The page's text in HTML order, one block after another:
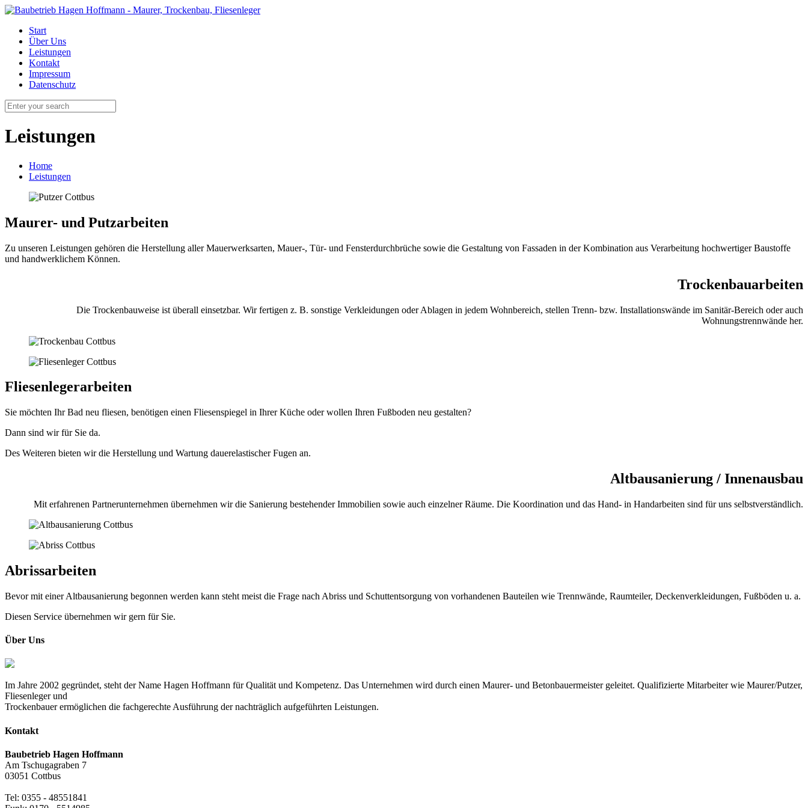
Start
Über Uns
Leistungen
Kontakt
Impressum
Datenschutz
Leistungen
Home
Leistungen
Maurer- und Putzarbeiten
Zu unseren Leistungen gehören die Herstellung aller Mauerwerksarten, Mauer-, Tür- und Fensterdurchbrüche sowie die Gestaltung von Fassaden in der Kombination aus Verarbeitung hochwertiger Baustoffe
und handwerklichem Können.
Trockenbauarbeiten
Die Trockenbauweise ist überall einsetzbar. Wir fertigen z. B. sonstige Verkleidungen oder Ablagen in jedem Wohnbereich, stellen Trenn- bzw. Installationswände im Sanitär-Bereich oder auch
Wohnungstrennwände her.
Fliesenlegerarbeiten
Sie möchten Ihr Bad neu fliesen, benötigen einen Fliesenspiegel in Ihrer Küche oder wollen Ihren Fußboden neu gestalten?
Dann sind wir für Sie da.
Des Weiteren bieten wir die Herstellung und Wartung dauerelastischer Fugen an.
Altbausanierung / Innenausbau
Mit erfahrenen Partnerunternehmen übernehmen wir die Sanierung bestehender Immobilien sowie auch einzelner Räume. Die Koordination und das Hand- in Handarbeiten sind für uns selbstverständlich.
Abrissarbeiten
Bevor mit einer Altbausanierung begonnen werden kann steht meist die Frage nach Abriss und Schuttentsorgung von vorhandenen Bauteilen wie Trennwände, Raumteiler, Deckenverkleidungen, Fußböden u. a.
Diesen Service übernehmen wir gern für Sie.
Über Uns
Im Jahre 2002 gegründet, steht der Name Hagen Hoffmann für Qualität und Kompetenz. Das Unternehmen wird durch einen Maurer- und Betonbauermeister geleitet. Qualifizierte Mitarbeiter wie Maurer/Putzer,
Fliesenleger und
Trockenbauer ermöglichen die fachgerechte Ausführung der nachträglich aufgeführten Leistungen.
Kontakt
Baubetrieb Hagen Hoffmann
Am Tschugagraben 7
03051 Cottbus
Tel: 0355 - 48551841